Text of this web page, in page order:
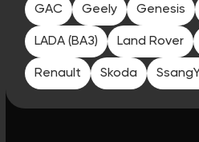
GAC Geely Genesis
LADA (ВАЗ) Land Rover
Renault Skoda